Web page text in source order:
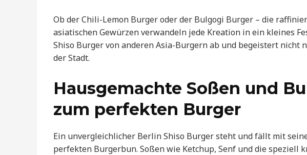
Ob der Chili-Lemon Burger oder der Bulgogi Burger – die
asiatischen Gewürzen verwandeln jede Kreation in ein kleines
Shiso Burger von anderen Asia-Burgern ab und begeistert nicht
der Stadt.
Hausgemachte Soßen und
zum perfekten Burger
Ein unvergleichlicher Berlin Shiso Burger steht und fällt mit
perfekten Burgerbun. Soßen wie Ketchup, Senf und die speziell